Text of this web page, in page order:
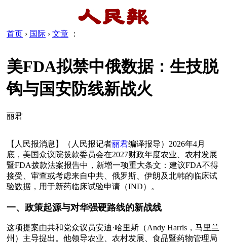
首页 › 国际 › 文章 ：
美FDA拟禁中俄数据：生技脱
钩与国安防线新战火
丽君
【人民报消息】（人民报记者丽君编译报导）2026年4月
底，美国众议院拨款委员会在2027财政年度农业、农村发展
暨FDA拨款法案报告中，新增一项重大条文：建议FDA不得
接受、审查或考虑来自中共、俄罗斯、伊朗及北韩的临床试
验数据，用于新药临床试验申请（IND）。
一、政策起源与对华强硬路线的新战线
这项提案由共和党众议员安迪·哈里斯（Andy Harris，马里兰
州）主导提出。他领导农业、农村发展、食品暨药物管理局